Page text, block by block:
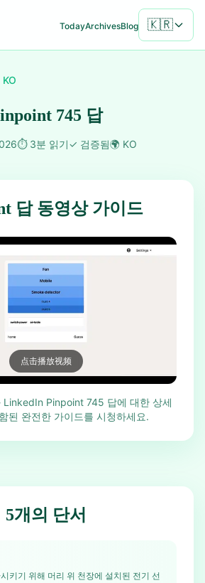
TodayArchivesBlog 🇰🇷
KO
745 답
⏱️ 3분 읽기✓ 검증됨🌍 KO
답 동영상 가이드
点击播放视频
Pinpoint 745 답에 대한 상세
된 완전한 가이드를 시청하세요.
5개의 단서
키기 위해 머리 위 천장에 설치된 전기 선